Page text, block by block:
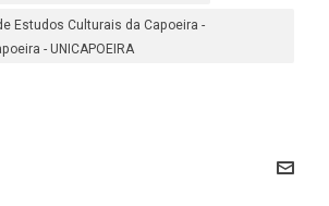
Estudos Culturais da Capoeira -
- UNICAPOEIRA